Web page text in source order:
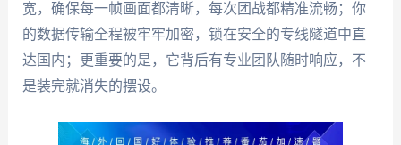
宽，确保每一帧画面都清晰，每次团战都精准流畅；你
的数据传输全程被牢牢加密，锁在安全的专线隧道中直
达国内；更重要的是，它背后有专业团队随时响应，不
是装完就消失的摆设。